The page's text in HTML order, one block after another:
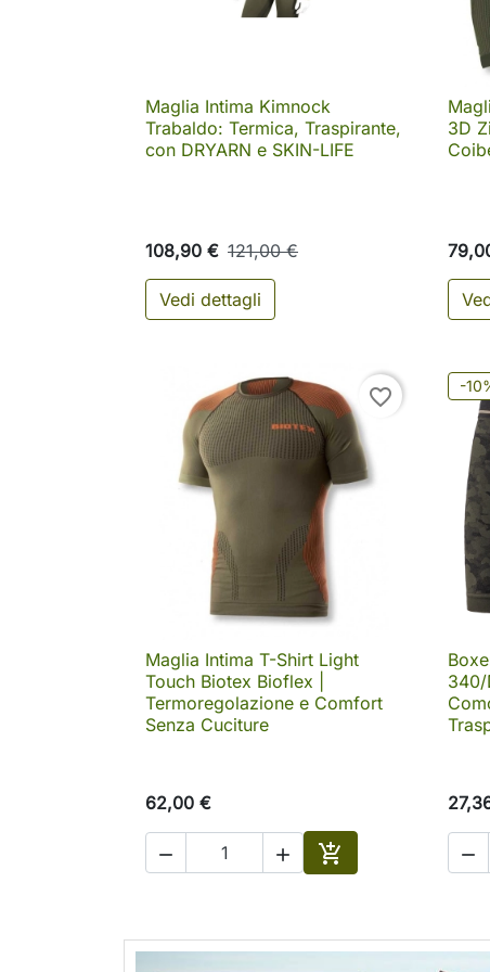
 Anteprima
Maglia Intima Kimnock
Trabaldo: Termica, Traspirante,
con DRYARN e SKIN-LIFE
108,90 € 121,00 €
Vedi dettagli
3D
favorite_border
 Anteprima
Maglia Intima T-Shirt Light
Touch Biotex Bioflex |
Termoregolazione e Comfort
Senza Cuciture
62,00 €
  
Aggiungi al carrello
-
340/
